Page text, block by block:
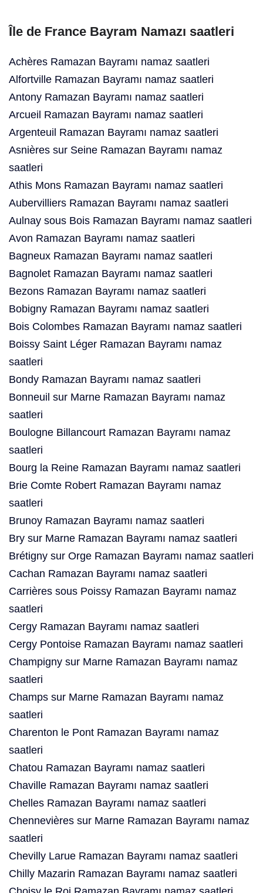
Île de France Bayram Namazı saatleri
Achères Ramazan Bayramı namaz saatleri
Alfortville Ramazan Bayramı namaz saatleri
Antony Ramazan Bayramı namaz saatleri
Arcueil Ramazan Bayramı namaz saatleri
Argenteuil Ramazan Bayramı namaz saatleri
Asnières sur Seine Ramazan Bayramı namaz
saatleri
Athis Mons Ramazan Bayramı namaz saatleri
Aubervilliers Ramazan Bayramı namaz saatleri
Aulnay sous Bois Ramazan Bayramı namaz saatleri
Avon Ramazan Bayramı namaz saatleri
Bagneux Ramazan Bayramı namaz saatleri
Bagnolet Ramazan Bayramı namaz saatleri
Bezons Ramazan Bayramı namaz saatleri
Bobigny Ramazan Bayramı namaz saatleri
Bois Colombes Ramazan Bayramı namaz saatleri
Boissy Saint Léger Ramazan Bayramı namaz
saatleri
Bondy Ramazan Bayramı namaz saatleri
Bonneuil sur Marne Ramazan Bayramı namaz
saatleri
Boulogne Billancourt Ramazan Bayramı namaz
saatleri
Bourg la Reine Ramazan Bayramı namaz saatleri
Brie Comte Robert Ramazan Bayramı namaz
saatleri
Brunoy Ramazan Bayramı namaz saatleri
Bry sur Marne Ramazan Bayramı namaz saatleri
Brétigny sur Orge Ramazan Bayramı namaz saatleri
Cachan Ramazan Bayramı namaz saatleri
Carrières sous Poissy Ramazan Bayramı namaz
saatleri
Cergy Ramazan Bayramı namaz saatleri
Cergy Pontoise Ramazan Bayramı namaz saatleri
Champigny sur Marne Ramazan Bayramı namaz
saatleri
Champs sur Marne Ramazan Bayramı namaz
saatleri
Charenton le Pont Ramazan Bayramı namaz
saatleri
Chatou Ramazan Bayramı namaz saatleri
Chaville Ramazan Bayramı namaz saatleri
Chelles Ramazan Bayramı namaz saatleri
Chennevières sur Marne Ramazan Bayramı namaz
saatleri
Chevilly Larue Ramazan Bayramı namaz saatleri
Chilly Mazarin Ramazan Bayramı namaz saatleri